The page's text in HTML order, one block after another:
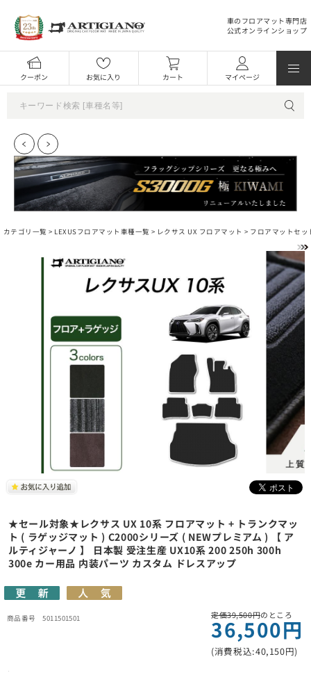
車のフロアマット専門店
公式オンラインショップ
クーポン お気に入り カート マイページ
カテゴリ一覧 > LEXUSフロアマット車種一覧 > レクサス UX フロアマット > フロアマットセッ
★セール対象★レクサス UX 10系 フロアマット + トランクマッ
ト ( ラゲッジマット ) C2000シリーズ ( NEWプレミアム ) 【 ア
ルティジャーノ 】 日本製 受注生産 UX10系 200 250h 300h
300e カー用品 内装パーツ カスタム ドレスアップ
5011501501 定価39,500円のところ
36,500円
(消費税込:40,150円)